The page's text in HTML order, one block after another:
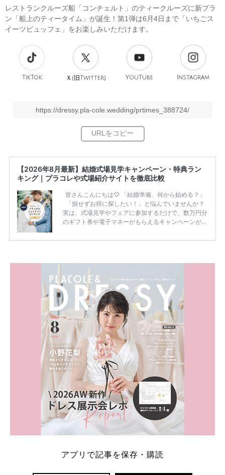
レストランクルーズ船「コンチェルト」のティークルーズに新プラ
ン「船上のティータイム」が誕生！第1弾は6月4日まで「いちごス
イーツビュッフェ」をお楽しみいただけます。
TikTok Ｘ(旧Twitter) YouTube Instagram
https://dressy.pla-cole.wedding/prtimes_388724/
【2026年8月最新】結婚式場見学キャンペーン・特典ラン
キング｜プラコレや式場紹介サイトを徹底比較
皆さんこんにちは♡ 「結婚準備、何から始める？」
「損せずお得に探したい！」と悩んでいませんか？
実は、式場見学やフェアに参加するだけで、数万円分
のギフト券や電子マネーがもらえるキャンペーンがあ
ため、比較せずに選ぶと損をしてしまうことも……。
内容：特典金額・条件・応募方法・注意点 「どこが
一番お得？」「プラコレの特典は？」といった疑問も
解決します。 まずは診断で候補を絞れる「ウェディ
ング診断」か、体験型 […]
続きを読む
アプリで記事を保存・購読